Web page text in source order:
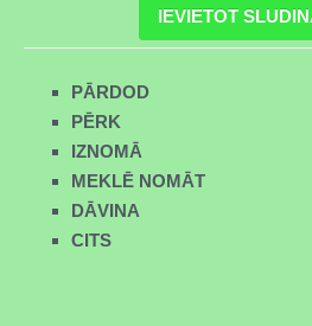
IEVIETOT
PĀRDOD
PĒRK
IZNOMĀ
MEKLĒ NOMĀT
DĀVINA
CITS